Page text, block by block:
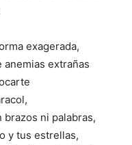
exagerada,
extrañas
ni palabras,
y tus estrellas,